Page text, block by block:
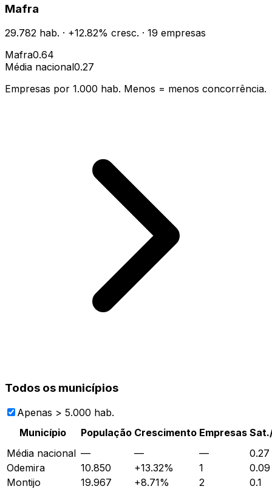
Mafra
29.782 hab. · +12.82% cresc. · 19 empresas
Mafra0.64
Média nacional0.27
Empresas por 1.000 hab. Menos = menos concorrência.
Todos os municípios
Apenas > 5.000 hab.
Município
População Crescimento Empresas
Média nacional — — —
0.27
Odemira
10.850 +13.32% 1
0.09
Montijo
19.967 +8.71% 2
0.1